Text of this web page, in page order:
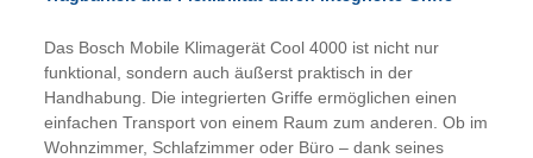
Das Bosch Mobile Klimagerät Cool 4000 ist nicht nur
funktional, sondern auch äußerst praktisch in der
Handhabung. Die integrierten Griffe ermöglichen einen
einfachen Transport von einem Raum zum anderen. Ob im
Wohnzimmer, Schlafzimmer oder Büro – dank seines